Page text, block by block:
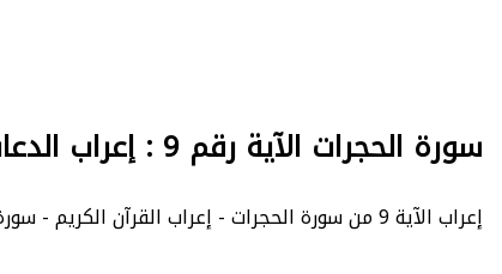
سورة الحجرات الآية رقم 9 : إعراب الدعاس
إعراب الآية 9 من سورة الحجرات - إعراب القرآن الكريم - سورة الحجرات : عدد الآيات 18 - - الصفحة 516 - الجزء 26.